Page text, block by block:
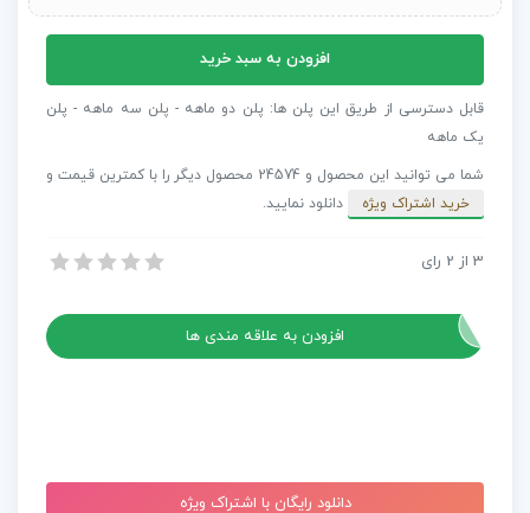
آماده
+
برای
افزودن به سبد خرید
قابل دسترسی از طریق این پلن ها: پلن دو ماهه - پلن سه ماهه - پلن
یک ماهه
شما می توانید این محصول و 24574 محصول دیگر را با کمترین قیمت و
خرید اشتراک ویژه
دانلود نمایید.
1500 ترانزیشن آماده + افکت صدا برای پریمیر پرو
3 از 2 رای
افزودن به علاقه مندی ها
دانلود رایگان با اشتراک ویژه